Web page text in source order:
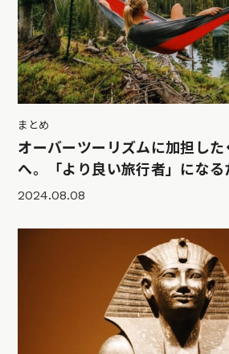
まとめ
オーバーツーリズムに加担した
へ。「より良い旅行者」にな
2024.08.08